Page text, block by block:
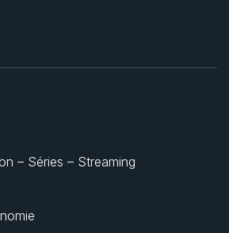
– Séries – Streaming